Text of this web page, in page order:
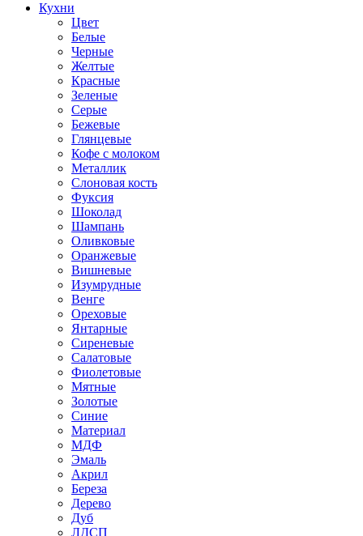
Кухни
Цвет
Белые
Черные
Желтые
Красные
Зеленые
Серые
Бежевые
Глянцевые
Кофе с молоком
Металлик
Слоновая кость
Фуксия
Шоколад
Шампань
Оливковые
Оранжевые
Вишневые
Изумрудные
Венге
Ореховые
Янтарные
Сиреневые
Салатовые
Фиолетовые
Мятные
Золотые
Синие
Материал
МДФ
Эмаль
Акрил
Береза
Дерево
Дуб
ЛДСП